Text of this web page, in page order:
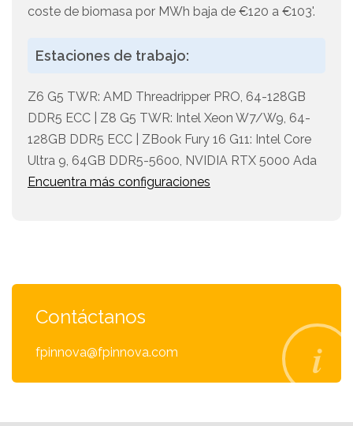
coste de biomasa por MWh baja de €120 a €103'.
Estaciones de trabajo:
Z6 G5 TWR: AMD Threadripper PRO, 64-128GB
DDR5 ECC | Z8 G5 TWR: Intel Xeon W7/W9, 64-
128GB DDR5 ECC | ZBook Fury 16 G11: Intel Core
Ultra 9, 64GB DDR5-5600, NVIDIA RTX 5000 Ada
Encuentra más configuraciones
Contáctanos
fpinnova@fpinnova.com